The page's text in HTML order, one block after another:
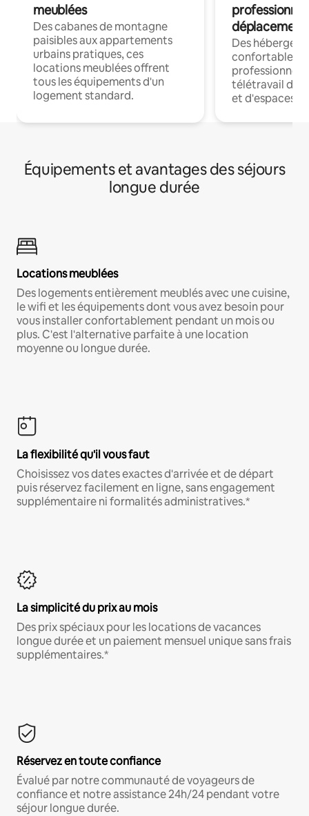
meublées
Des cabanes de montagne
paisibles aux appartements
urbains pratiques, ces
locations meublées offrent
tous les équipements d'un
logement standard.
déplacement
Des
confortables
professionnels
télétravail
et d'espaces
Équipements et avantages des séjours
longue durée
Locations meublées
Des logements entièrement meublés avec une cuisine,
le wifi et les équipements dont vous avez besoin pour
vous installer confortablement pendant un mois ou
plus. C'est l'alternative parfaite à une location
moyenne ou longue durée.
La flexibilité qu'il vous faut
Choisissez vos dates exactes d'arrivée et de départ
puis réservez facilement en ligne, sans engagement
supplémentaire ni formalités administratives.*
La simplicité du prix au mois
Des prix spéciaux pour les locations de vacances
longue durée et un paiement mensuel unique sans frais
supplémentaires.*
Réservez en toute confiance
Évalué par notre communauté de voyageurs de
confiance et notre assistance 24h/24 pendant votre
séjour longue durée.